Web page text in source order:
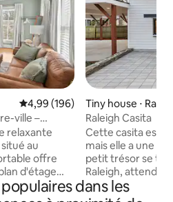
Évaluation moyenne sur la
4,99 (196)
ville –
pied
relaxante
au
d'étage
voûtés.
de nouvelles
Tiny house ⋅
Raleigh Casita
Cette casita est
mais elle a une
petit trésor se
Raleigh,
votre prochaine
Veuillez noter
dans les